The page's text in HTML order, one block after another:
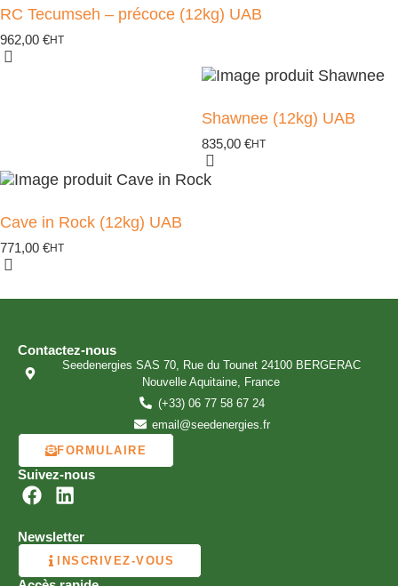
RC Tecumseh – précoce (12kg) UAB
962,00 €HT
Shawnee (12kg) UAB
835,00 €HT
Cave in Rock (12kg) UAB
771,00 €HT
Contactez-nous
Seedenergies SAS 70, Rue du Tounet 24100 BERGERAC
Nouvelle Aquitaine, France
(+33) 06 77 58 67 24
email@seedenergies.fr
FORMULAIRE
Suivez-nous
Newsletter
INSCRIVEZ-VOUS